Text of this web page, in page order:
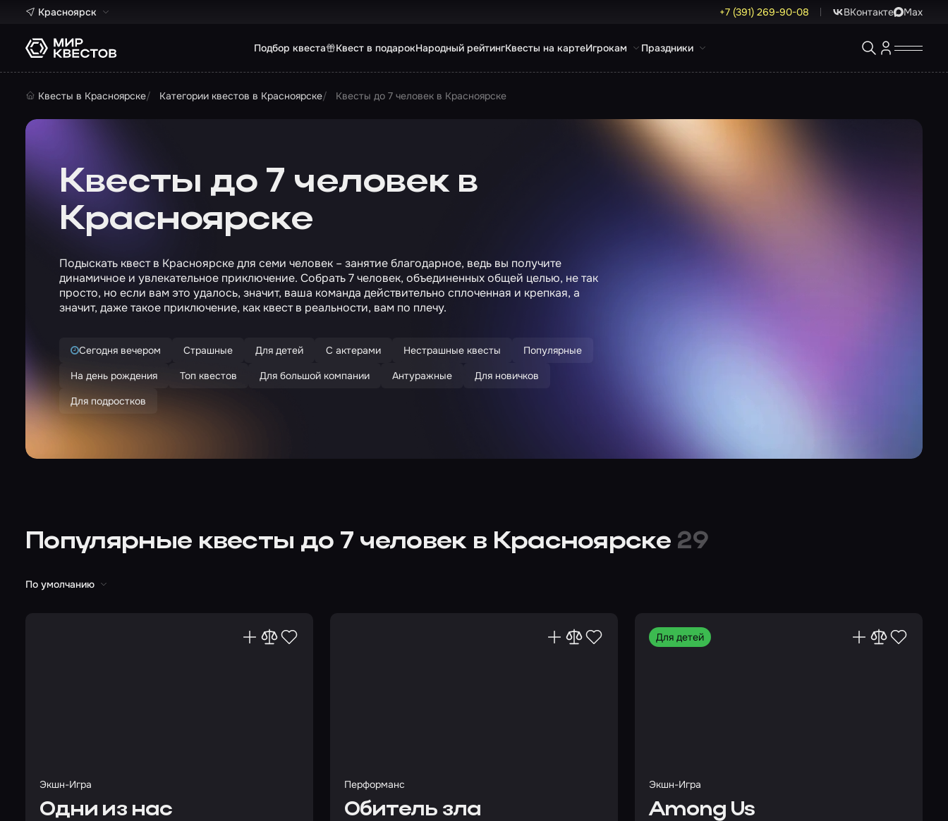
Красноярск +7 (391) 269-90-08 ВКонтакте Max
Подбор квеста Квест в подарокНародный рейтингКвесты на картеИгрокам Праздники
Квесты в Красноярске Категории квестов в Красноярске Квесты до 7 человек в Красноярске
Квесты до 7 человек в
Красноярске
Подыскать квест в Красноярске для семи человек – занятие благодарное, ведь вы получите
динамичное и увлекательное приключение. Собрать 7 человек, объединенных общей целью, не так
просто, но если вам это удалось, значит, ваша команда действительно сплоченная и крепкая, а
значит, даже такое приключение, как квест в реальности, вам по плечу.
Сегодня вечером Страшные Для детей С актерами Нестрашные квесты
Популярные
На день рождения
Топ квестов Для большой компании Антуражные
Для новичков
Для подростков
Популярные квесты до 7 человек в Красноярске 29
По умолчанию
Экшн-Игра
Одни из нас
Перформанс
Обитель зла
Для детей
Экшн-Игра
Among Us